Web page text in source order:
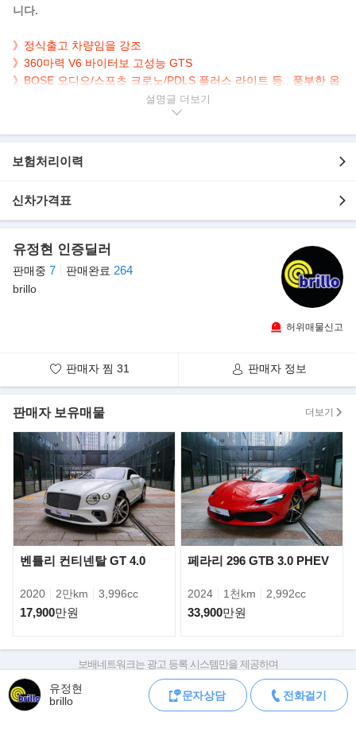
니다.
》정식출고 차량임을 강조
》360마력 V6 바이터보 고성능 GTS
》BOSE 오디오/스포츠 크로노/PDLS 플러스 라이트 등.. 풍부한 옵
- 정식출고
- 깔끔한 음색의 브랜드 가변 배기 장착 차량
- 현금, 리스, 할부 다양한 구매방법
▶옵션 내역
- 레드 시트벨트
- 스포츠 크로노
- 차선유지보조
- 계기판 다이얼 블랙
- 크로노 다이얼 블랙
- 열선시트
- 카본 실내 인테리어 패키지
- 실내조명패키지
- PASM
- LCA
- 레드 캘리퍼
- 헤드레스트 크레스트
▶오시는 길
- 경기도 고양시 일산동구 백마로478 풍동오토갤러리 M33호
설명글
보험처리이력
신차가격표
유정현 인증딜러
판매중 7 판매완료 264
brillo
허위매물신고
판매자 찜 31 판매자 정보
판매자 보유매물 더보기
벤틀리 컨티넨탈 GT 4.0
2020 2만km 3,996cc
17,900만원
페라리 296 GTB 3.0 PHEV
2024 1천km 2,992cc
33,900만원
유정현
brillo
문자상담 전화걸기
보배네트워크는 광고 등록 시스템만을 제공하며
판매자가 직접 등록한 내용에 대한 모든 책임은 판매자에게 있습니다.
차량 구매 시 차량등록증, 성능점검기록부, 실제 차량 상태,
차대번호 조회로 직접 정보를 확인하세요.